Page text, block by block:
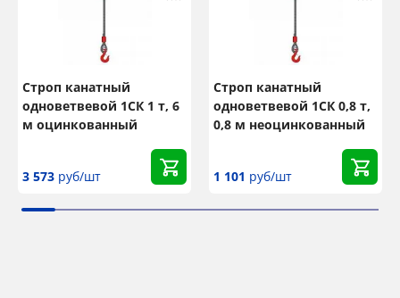
Строп канатный
одноветвевой 1СК 1 т, 6
м оцинкованный
3 573 руб/шт
Строп канатный
одноветвевой 1СК 0,8 т,
0,8 м неоцинкованный
1 101 руб/шт